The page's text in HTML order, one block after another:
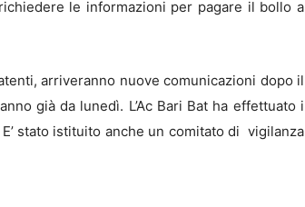
le informazioni per pagare il bollo a
arriveranno nuove comunicazioni dopo il
già da lunedì. L’Ac Bari Bat ha effettuato i
stato istituito anche un comitato di vigilanza